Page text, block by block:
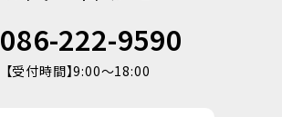
086-222-9590
【受付時間】9:00〜18:00